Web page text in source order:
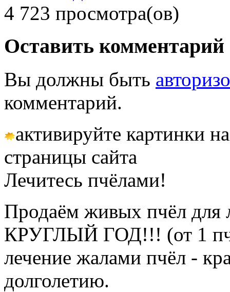
4 723 просмотра(ов)
Оставить комментарий
Вы должны быть
комментарий.
активируйте картинки
страницы сайта
Лечитесь пчёлами!
Продаём живых пчёл для
КРУГЛЫЙ ГОД!!! (от 1
лечение жалами пчёл -
долголетию.